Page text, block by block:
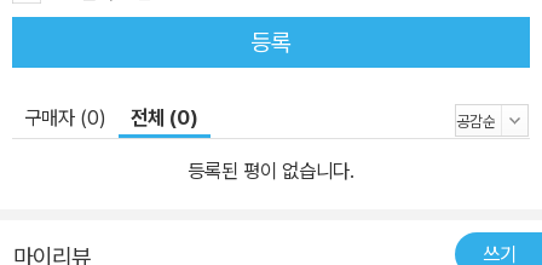
등록
구매자 (0) 전체 (0)
등록된 평이 없습니다.
마이리뷰 쓰기